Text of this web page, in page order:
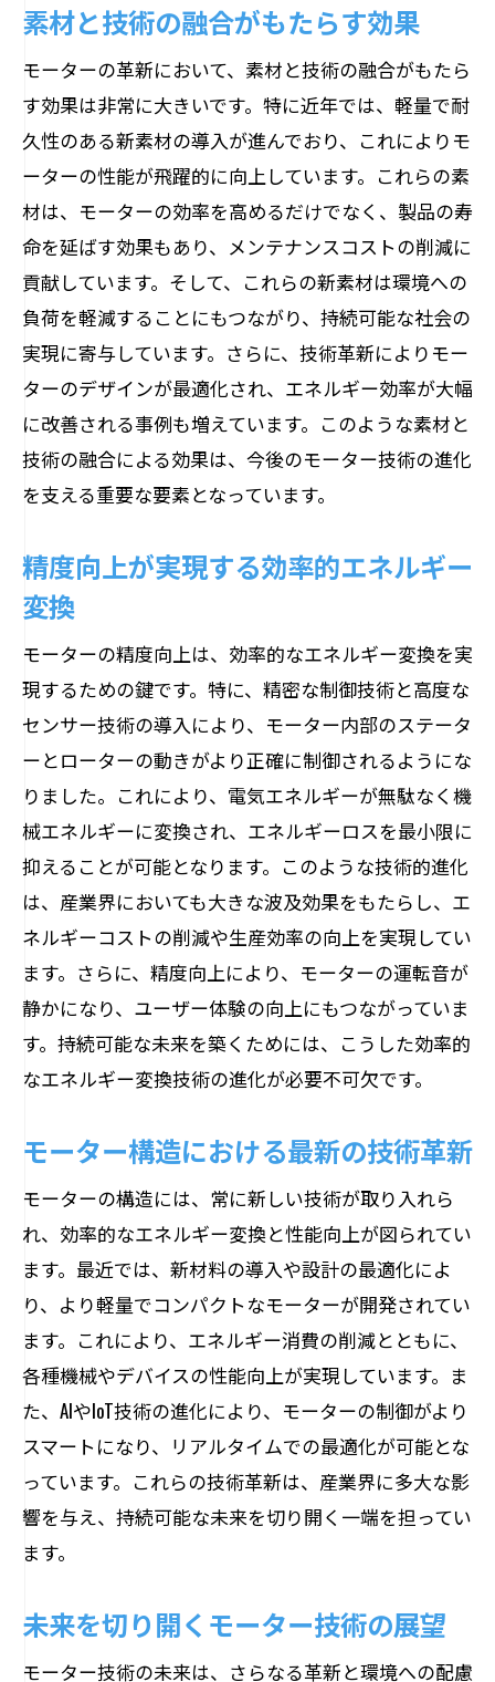
せるのか
革新的なモーター技術の紹介
ナノテクノロジーがもたらす性能向上
AIの活用による最適化技術
モーター効率を改善する新素材
次世代モーターの開発と課題
環境対応を考慮した技術革新
ステーターとローターの秘密に迫る構造解析
ステーターの構造解析とその意義
ローターの役割と動作原理
内部構造が性能に与える影響
新技術で明らかにされる構造の秘密
モーター構造解析の最新動向
技術革新が開くモーターの未来展望
技術革新がもたらす新たな市場
破壊的イノベーションによる変革
持続可能な技術の進化と挑戦
未来志向のモーター開発戦略
世界を変えるモーター技術の未来
モーター構造が抱える深遠な可能性を探る
モーターが生み出す無限の可能性
新たな技術分野への応用展開
モーター構造がもたらす革新の波
未来の社会を支えるモーターテクノロジ
ー
持続可能な発展を促すモーターの役割
モーター技術が開く新時代の幕開け
素材と技術の融合がもたらす効果
モーターの革新において、素材と技術の融合がもたら
す効果は非常に大きいです。特に近年では、軽量で耐
久性のある新素材の導入が進んでおり、これによりモ
ーターの性能が飛躍的に向上しています。これらの素
材は、モーターの効率を高めるだけでなく、製品の寿
命を延ばす効果もあり、メンテナンスコストの削減に
貢献しています。そして、これらの新素材は環境への
負荷を軽減することにもつながり、持続可能な社会の
実現に寄与しています。さらに、技術革新によりモー
ターのデザインが最適化され、エネルギー効率が大幅
に改善される事例も増えています。このような素材と
技術の融合による効果は、今後のモーター技術の進化
を支える重要な要素となっています。
精度向上が実現する効率的エネルギー
変換
モーターの精度向上は、効率的なエネルギー変換を実
現するための鍵です。特に、精密な制御技術と高度な
センサー技術の導入により、モーター内部のステータ
ーとローターの動きがより正確に制御されるようにな
りました。これにより、電気エネルギーが無駄なく機
械エネルギーに変換され、エネルギーロスを最小限に
抑えることが可能となります。このような技術的進化
は、産業界においても大きな波及効果をもたらし、エ
ネルギーコストの削減や生産効率の向上を実現してい
ます。さらに、精度向上により、モーターの運転音が
静かになり、ユーザー体験の向上にもつながっていま
す。持続可能な未来を築くためには、こうした効率的
なエネルギー変換技術の進化が必要不可欠です。
モーター構造における最新の技術革新
モーターの構造には、常に新しい技術が取り入れら
れ、効率的なエネルギー変換と性能向上が図られてい
ます。最近では、新材料の導入や設計の最適化によ
り、より軽量でコンパクトなモーターが開発されてい
ます。これにより、エネルギー消費の削減とともに、
各種機械やデバイスの性能向上が実現しています。ま
た、AIやIoT技術の進化により、モーターの制御がより
スマートになり、リアルタイムでの最適化が可能とな
っています。これらの技術革新は、産業界に多大な影
響を与え、持続可能な未来を切り開く一端を担ってい
ます。
未来を切り開くモーター技術の展望
モーター技術の未来は、さらなる革新と環境への配慮